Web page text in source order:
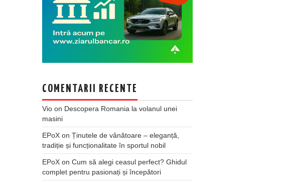
COMENTARII RECENTE
Vio on Descopera Romania la volanul unei
masini
EPoX on Ținutele de vânătoare – eleganță,
tradiție și funcționalitate în sportul nobil
EPoX on Cum să alegi ceasul perfect? Ghidul
complet pentru pasionați și începători